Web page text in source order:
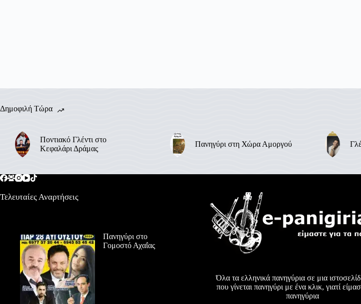
Δημοφιλή Τώρα
Ποντιακό Γλέντι στο
Κεφαλάρι Δράμας
Πανηγύρι στη Χώρα Αμοργού
Τελευταίες Αναρτήσεις
Πανηγύρι στο
Γομοστό Αχαΐας
Όλα τα ελληνικά πανηγύρια σε μια
που γίνεται πανηγύρι με ένα κλικ, γιατί
πανηγύρια